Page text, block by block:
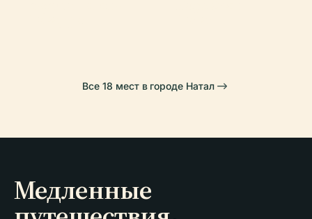
Все 18 мест в городе Натал
Медленные